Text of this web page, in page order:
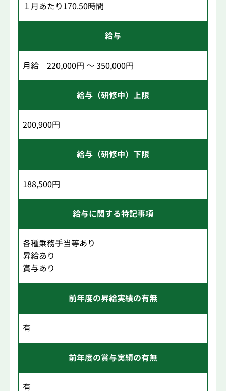
１月あたり170.50時間
給与
月給 220,000円 ～ 350,000円
給与（研修中）上限
200,900円
給与（研修中）下限
188,500円
給与に関する特記事項
各種乗務手当等あり
昇給あり
賞与あり
前年度の昇給実績の有無
有
前年度の賞与実績の有無
有